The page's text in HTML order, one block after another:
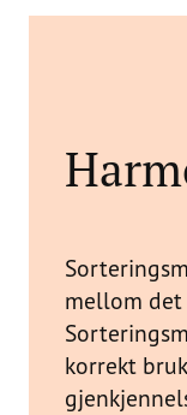
mellom det
korrekt